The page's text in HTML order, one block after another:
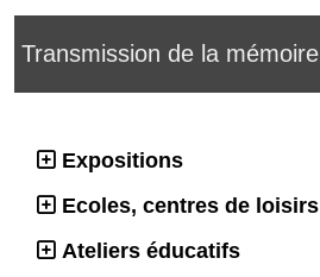
Transmission de la mémoire
Expositions
Ecoles, centres de loisirs
Ateliers éducatifs